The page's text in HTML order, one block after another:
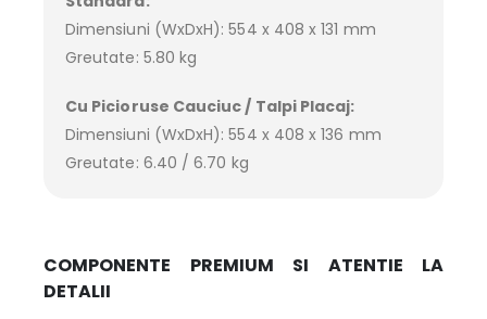
Dimensiuni (WxDxH): 554 x 408 x 131 mm
Greutate: 5.80 kg
Cu Picioruse Cauciuc / Talpi Placaj:
Dimensiuni (WxDxH): 554 x 408 x 136 mm
Greutate: 6.40 / 6.70 kg
COMPONENTE PREMIUM SI ATENTIE LA
DETALII